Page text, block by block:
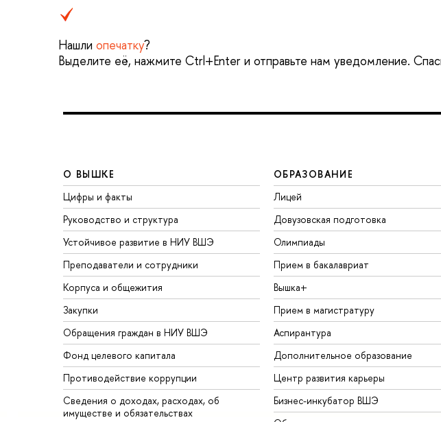
Нашли опечатку?
Выделите её, нажмите Ctrl+Enter и отправьте нам уведомление.
О ВЫШКЕ
Цифры и факты
Руководство и структура
Устойчивое развитие в НИУ ВШЭ
Преподаватели и сотрудники
Корпуса и общежития
Закупки
Обращения граждан в НИУ ВШЭ
Фонд целевого капитала
Противодействие коррупции
Сведения о доходах, расходах, об
имуществе и обязательствах
ОБРАЗОВАНИЕ
Лицей
Довузовская подготовка
Олимпиады
Прием в бакалавриат
Вышка+
Прием в магистратуру
Аспирантура
Дополнительное образование
Центр развития карьеры
Бизнес-инкубатор ВШЭ